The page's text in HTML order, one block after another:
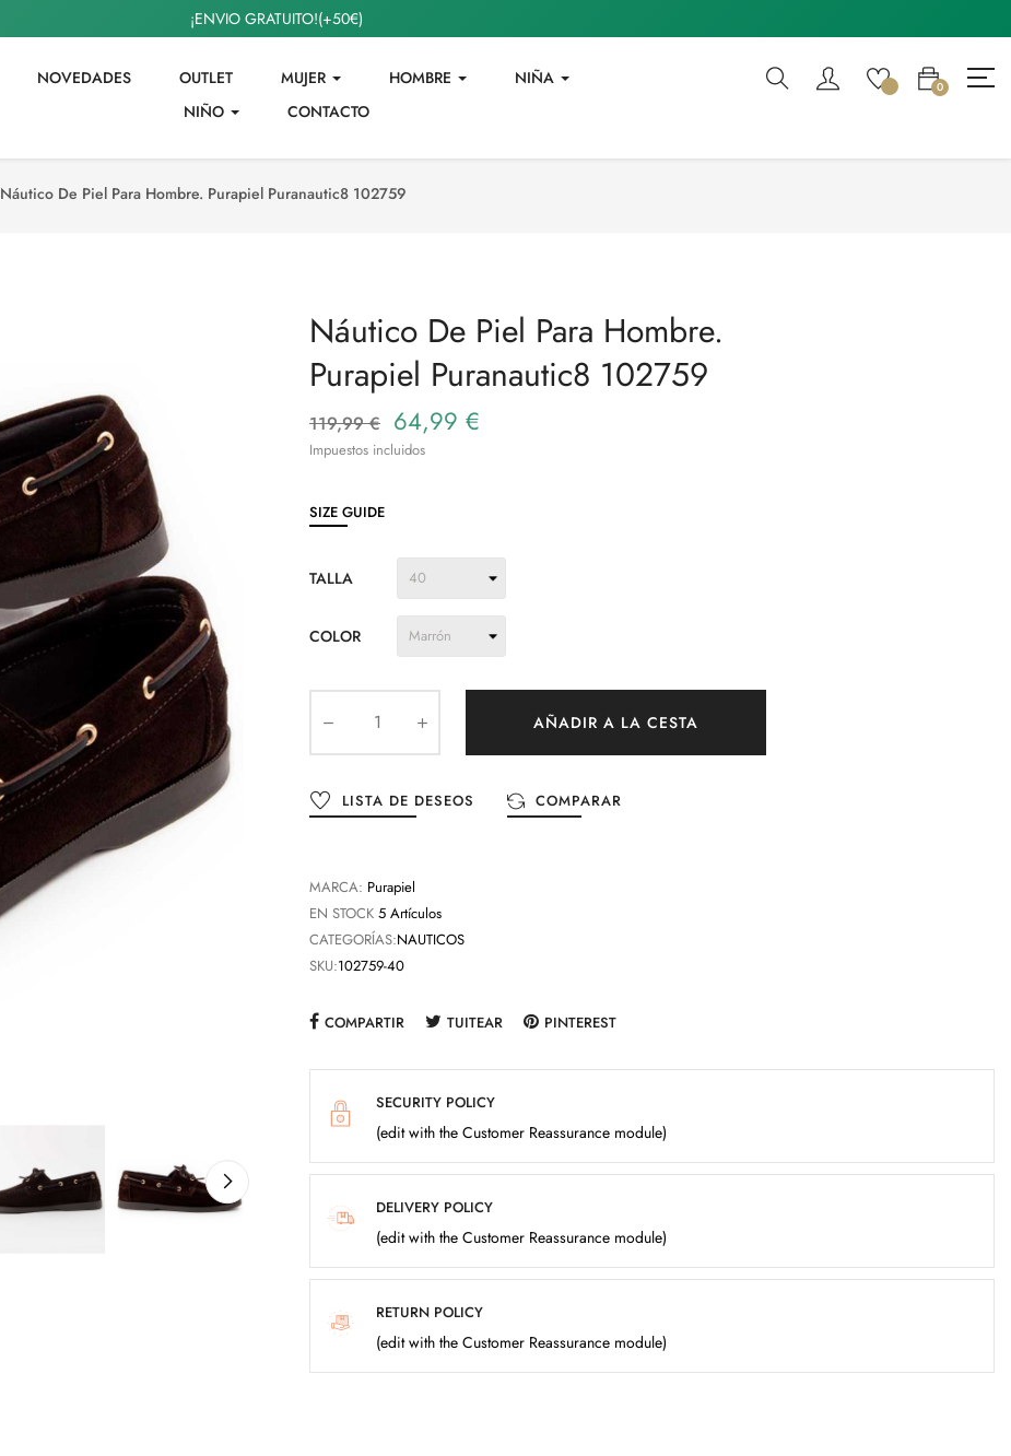
¡ENVIO GRATUITO!(+50€)
NOVEDADES OUTLET MUJER HOMBRE
NIÑA
NIÑO
CONTACTO
0
Náutico De Piel Para Hombre. Purapiel Puranautic8 102759
Náutico De Piel Para Hombre.
Purapiel Puranautic8 102759
119,99 € 64,99 €
Impuestos incluidos
SIZE GUIDE
TALLA
COLOR
AÑADIR A LA CESTA
LISTA DE DESEOS COMPARAR
MARCA: Purapiel
EN STOCK 5 Artículos
CATEGORÍAS:NAUTICOS
SKU:102759-40
COMPARTIR TUITEAR PINTEREST
SECURITY POLICY
(edit with the Customer Reassurance module)
DELIVERY POLICY
(edit with the Customer Reassurance module)
RETURN POLICY
(edit with the Customer Reassurance module)